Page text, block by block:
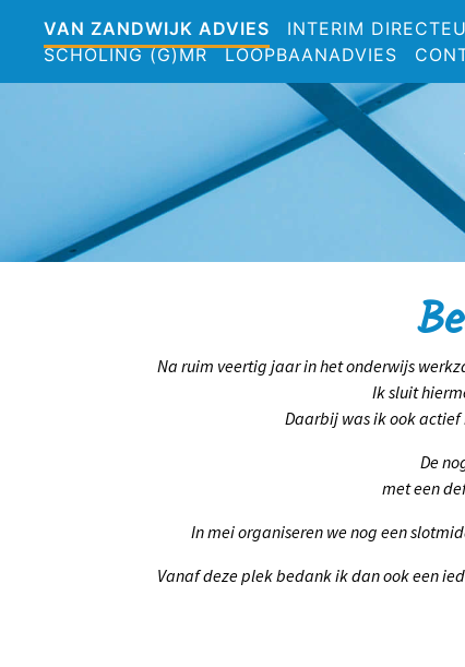
VAN ZANDWIJK ADVIES INTERIM
SCHOLING (G)MR
LOOPBAANADVIES
Na ruim veertig jaar in het onderwijs
Ik sluit
Daarbij was ik ook
De
met een
In mei organiseren we nog een
Vanaf deze plek bedank ik dan ook een